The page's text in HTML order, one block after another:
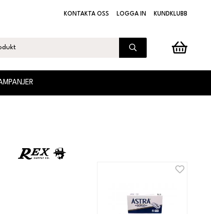
KONTAKTA OSS LOGGA IN KUNDKLUBB